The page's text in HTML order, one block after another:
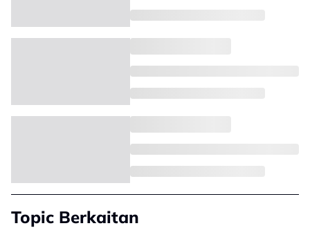
Topic Berkaitan